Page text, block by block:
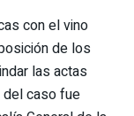
con el vino
de los
las actas
caso fue